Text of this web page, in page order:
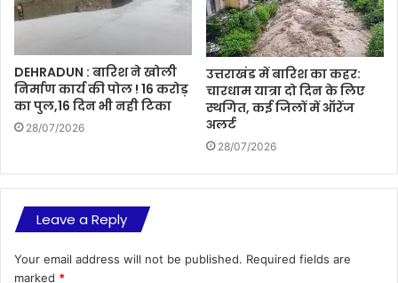
DEHRADUN : बारिश ने खोली
निर्माण कार्य की पोल ! 16 करोड़
का पुल,16 दिन भी नही टिका
28/07/2026
उत्तराखंड में बारिश का कहर:
चारधाम यात्रा दो दिन के लिए
स्थगित, कई जिलों में ऑरेंज
अलर्ट
28/07/2026
Leave a Reply
Your email address will not be published. Required fields are
marked *